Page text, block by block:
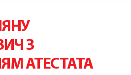
Галерея
Вакансії
Блог
З
АТЕСТАТА